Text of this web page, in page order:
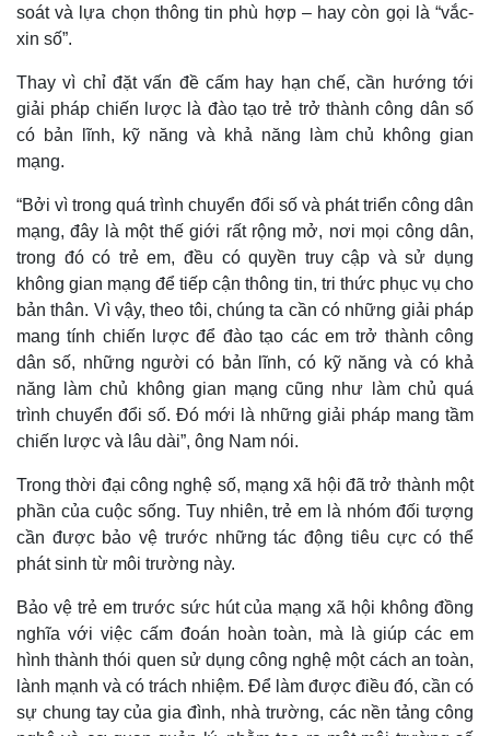
Kinh tế
Bất động sản
Thị trường
Tỷ giá
Chứng khoán
Giá cà phê
soát và lựa chọn thông tin phù hợp – hay còn gọi là “vắc-
xin số”.
Thay vì chỉ đặt vấn đề cấm hay hạn chế, cần hướng tới
giải pháp chiến lược là đào tạo trẻ trở thành công dân số
có bản lĩnh, kỹ năng và khả năng làm chủ không gian
mạng.
“Bởi vì trong quá trình chuyển đổi số và phát triển công dân
mạng, đây là một thế giới rất rộng mở, nơi mọi công dân,
trong đó có trẻ em, đều có quyền truy cập và sử dụng
không gian mạng để tiếp cận thông tin, tri thức phục vụ cho
bản thân. Vì vậy, theo tôi, chúng ta cần có những giải pháp
mang tính chiến lược để đào tạo các em trở thành công
dân số, những người có bản lĩnh, có kỹ năng và có khả
năng làm chủ không gian mạng cũng như làm chủ quá
trình chuyển đổi số. Đó mới là những giải pháp mang tầm
chiến lược và lâu dài”, ông Nam nói.
Trong thời đại công nghệ số, mạng xã hội đã trở thành một
phần của cuộc sống. Tuy nhiên, trẻ em là nhóm đối tượng
cần được bảo vệ trước những tác động tiêu cực có thể
phát sinh từ môi trường này.
Bảo vệ trẻ em trước sức hút của mạng xã hội không đồng
nghĩa với việc cấm đoán hoàn toàn, mà là giúp các em
hình thành thói quen sử dụng công nghệ một cách an toàn,
lành mạnh và có trách nhiệm. Để làm được điều đó, cần có
sự chung tay của gia đình, nhà trường, các nền tảng công